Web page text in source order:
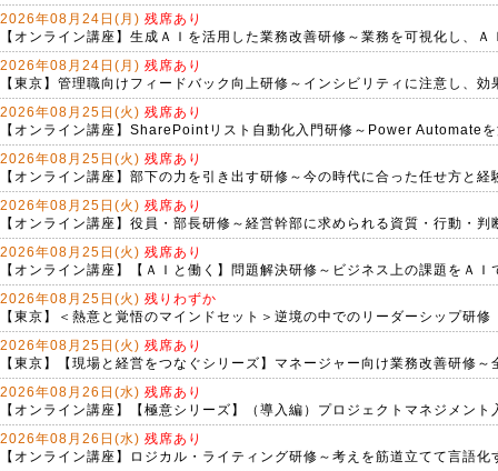
2026年08月24日(月) 残席あり
【オンライン講座】生成ＡＩを活用した業務改善研修～業務を可視化し、
2026年08月24日(月) 残席あり
【東京】管理職向けフィードバック向上研修～インシビリティに注意し、
2026年08月25日(火) 残席あり
【オンライン講座】SharePointリスト自動化入門研修～Power Automate
2026年08月25日(火) 残席あり
【オンライン講座】部下の力を引き出す研修～今の時代に合った任せ方と経
2026年08月25日(火) 残席あり
【オンライン講座】役員・部長研修～経営幹部に求められる資質・行動・判
2026年08月25日(火) 残席あり
【オンライン講座】【ＡＩと働く】問題解決研修～ビジネス上の課題をＡ
2026年08月25日(火) 残りわずか
【東京】＜熱意と覚悟のマインドセット＞逆境の中でのリーダーシップ研修
2026年08月25日(火) 残席あり
【東京】【現場と経営をつなぐシリーズ】マネージャー向け業務改善研修
2026年08月26日(水) 残席あり
【オンライン講座】【極意シリーズ】（導入編）プロジェクトマネジメン
2026年08月26日(水) 残席あり
【オンライン講座】ロジカル・ライティング研修～考えを筋道立てて言語化